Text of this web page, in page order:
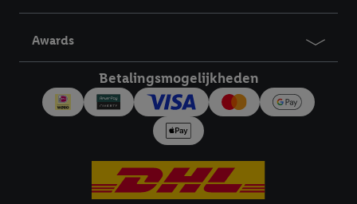
Awards
Betalingsmogelijkheden